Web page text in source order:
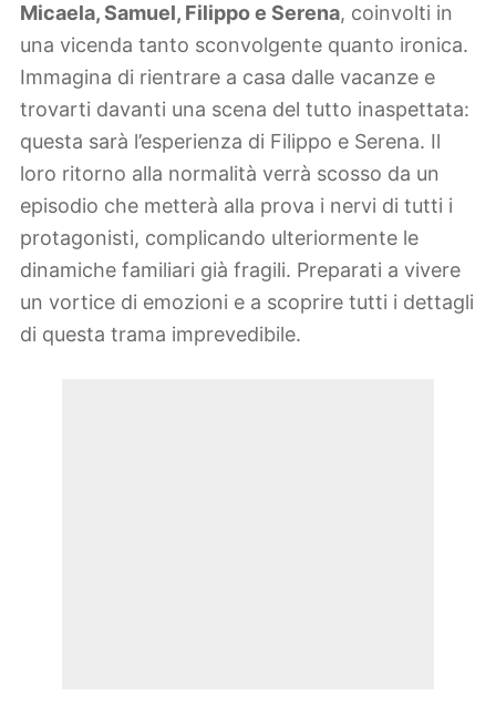
Micaela, Samuel, Filippo e Serena, coinvolti in
una vicenda tanto sconvolgente quanto ironica.
Immagina di rientrare a casa dalle vacanze e
trovarti davanti una scena del tutto inaspettata:
questa sarà l’esperienza di Filippo e Serena. Il
loro ritorno alla normalità verrà scosso da un
episodio che metterà alla prova i nervi di tutti i
protagonisti, complicando ulteriormente le
dinamiche familiari già fragili. Preparati a vivere
un vortice di emozioni e a scoprire tutti i dettagli
di questa trama imprevedibile.